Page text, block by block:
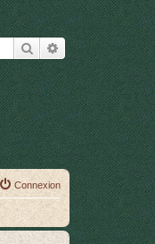
RechercherRecherche
Connexion